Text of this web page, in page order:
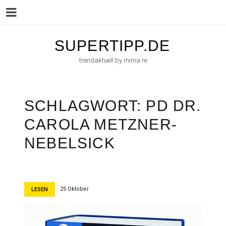
SUPERTIPP.DE
trendaktuell by mima.re
SCHLAGWORT: PD DR.
CAROLA METZNER-
NEBELSICK
LESEN 25 Oktober
Menu